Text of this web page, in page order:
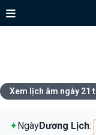
Xem lịch âm ngày 21
✦NgàyDương Lịch: